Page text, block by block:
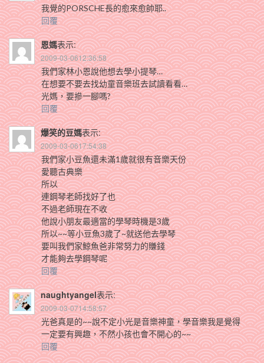
我覺的PORSCHE長的愈來愈帥耶..
回覆
恩媽表示:
2009-03-0612:36:58
我們家林小恩說他想去學小提琴…
在想要不要去找幼童音樂班去試讀看看…
光媽，要摻一腳嗎?
回覆
爆笑的豆媽表示:
2009-03-0617:54:38
我們家小豆魚還未滿1歲就很有音樂天份
愛聽古典樂
所以
連鋼琴老師找好了也
不過老師現在不收
他說小朋友最適當的學琴時機是3歲
所以~~等小豆魚3歲了~就送他去學琴
要叫我們家鯨魚爸非常努力的賺錢
才能夠去學鋼琴呢
回覆
naughtyangel表示:
2009-03-0714:58:57
光爸真是的~~說不定小光是音樂神童，學音樂我是覺得
一定要有興趣，不然小孩也會不開心的~~
回覆